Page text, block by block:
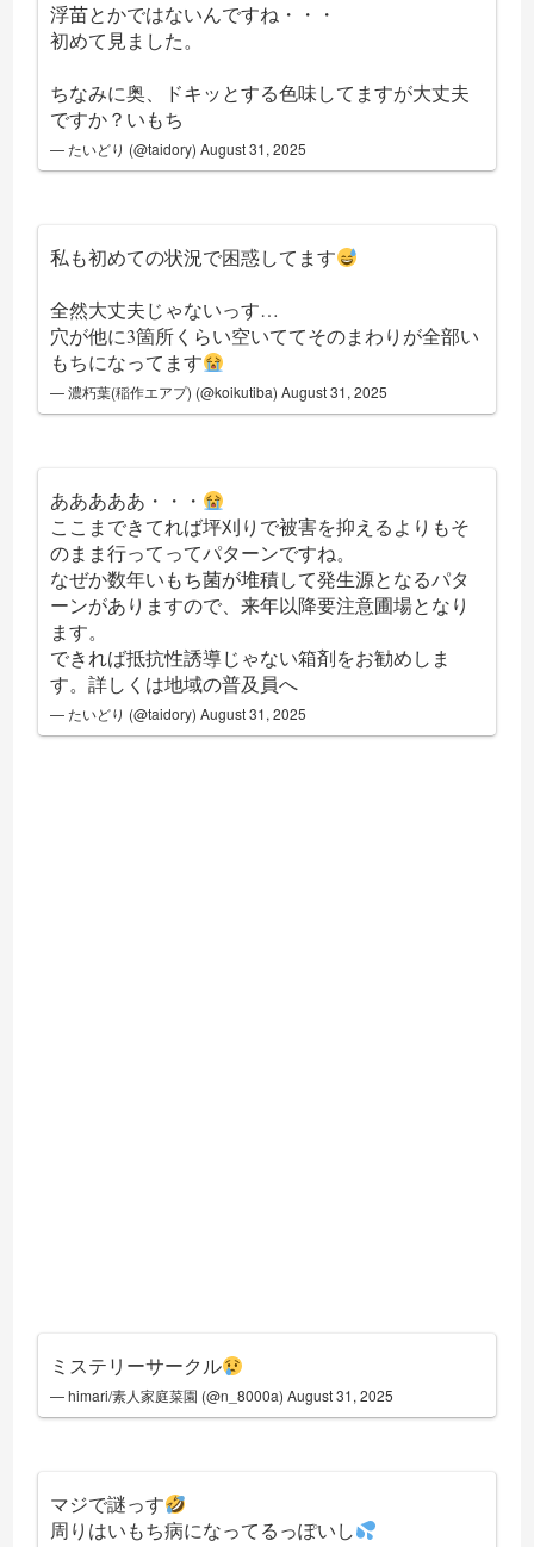
浮苗とかではないんですね・・・
初めて見ました。
ちなみに奥、ドキッとする色味してますが大丈夫
ですか？いもち
— たいどり (@taidory)August 31, 2025
私も初めての状況で困惑してます
全然大丈夫じゃないっす…
穴が他に3箇所くらい空いててそのまわりが全部い
もちになってます
— 濃朽葉(稲作エアプ) (@koikutiba)August 31, 2025
あああああ・・・
ここまできてれば坪刈りで被害を抑えるよりもそ
のまま行ってってパターンですね。
なぜか数年いもち菌が堆積して発生源となるパタ
ーンがありますので、来年以降要注意圃場となり
ます。
できれば抵抗性誘導じゃない箱剤をお勧めしま
す。詳しくは地域の普及員へ
— たいどり (@taidory)August 31, 2025
ミステリーサークル
— himari/素人家庭菜園 (@n_8000a)August 31, 2025
マジで謎っす
周りはいもち病になってるっぽいし